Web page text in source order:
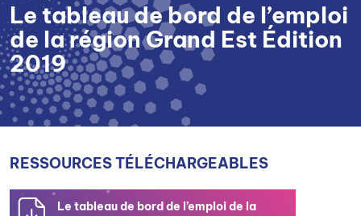
Le tableau de bord de l’emploi
de la région Grand Est Édition
2019
RESSOURCES TÉLÉCHARGEABLES
Le tableau de bord de l’emploi de la